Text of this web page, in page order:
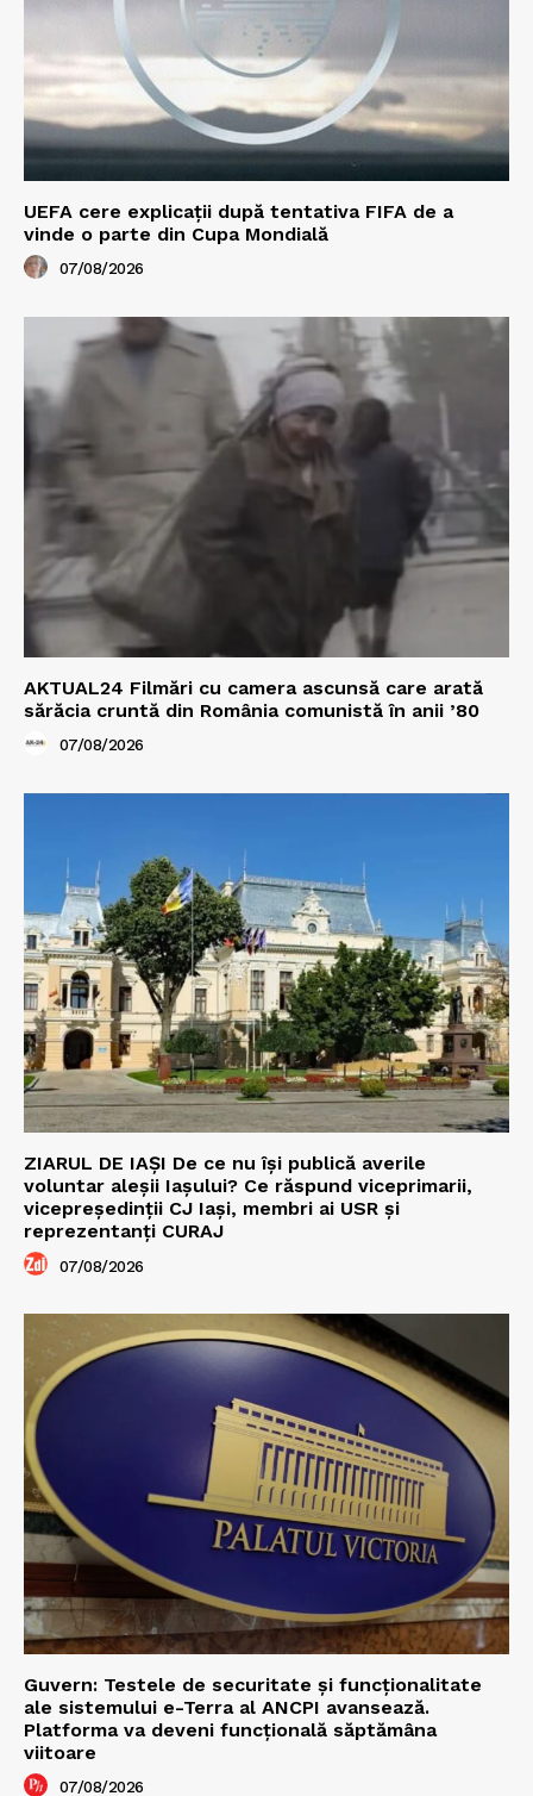
UEFA cere explicații după tentativa FIFA de a
vinde o parte din Cupa Mondială
07/08/2026
AKTUAL24 Filmări cu camera ascunsă care arată
sărăcia cruntă din România comunistă în anii ’80
07/08/2026
ZIARUL DE IAȘI De ce nu își publică averile
voluntar aleșii Iașului? Ce răspund viceprimarii,
vicepreședinții CJ Iași, membri ai USR și
reprezentanți CURAJ
07/08/2026
Guvern: Testele de securitate și funcționalitate
ale sistemului e-Terra al ANCPI avansează.
Platforma va deveni funcțională săptămâna
viitoare
07/08/2026